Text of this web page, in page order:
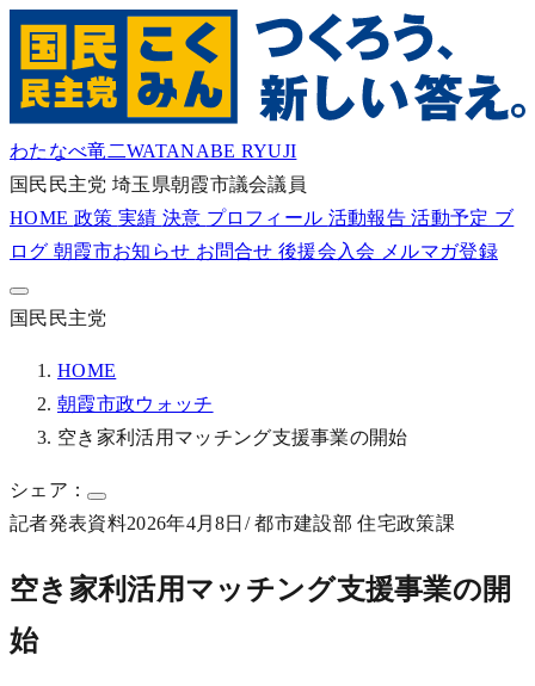
わたなべ竜二WATANABE RYUJI
国民民主党 埼玉県朝霞市議会議員
HOME 政策 実績 決意 プロフィール 活動報告活動予定 ブ
ログ 朝霞市お知らせ お問合せ後援会入会 メルマガ登録
国民民主党
HOME
朝霞市政ウォッチ
空き家利活用マッチング支援事業の開始
シェア：
記者発表資料2026年4月8日 / 都市建設部 住宅政策課
空き家利活用マッチング支援事業の開
始